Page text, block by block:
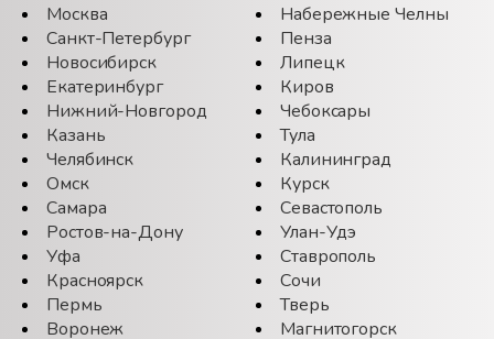
Москва
Санкт-Петербург
Новосибирск
Екатеринбург
Нижний-Новгород
Казань
Челябинск
Омск
Самара
Ростов-на-Дону
Уфа
Красноярск
Пермь
Воронеж
Набережные Челны
Пенза
Липецк
Киров
Чебоксары
Тула
Калининград
Курск
Севастополь
Улан-Удэ
Ставрополь
Сочи
Тверь
Магнитогорск